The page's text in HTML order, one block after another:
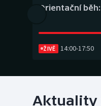
Orientační
ŽIVĚ 14:00-17:50
Aktuality